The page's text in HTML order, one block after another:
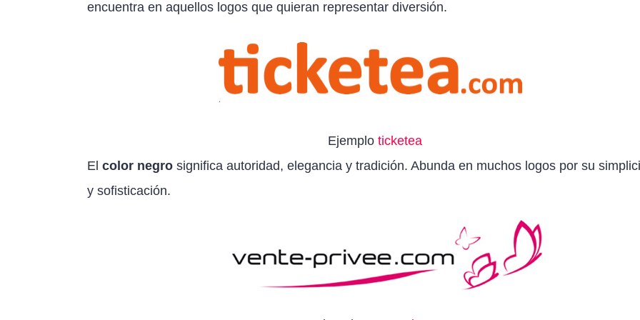
encuentra en aquellos logos que quieran representar diversión.
Ejemplo ticketea
El color negro significa autoridad, elegancia y tradición. Abunda en muchos logos por su
y sofisticación.